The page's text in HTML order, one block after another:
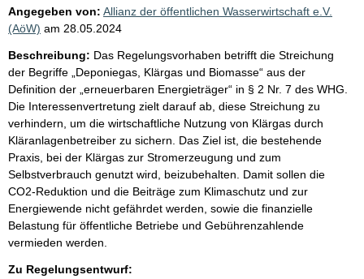
Angegeben von: Allianz der öffentlichen Wasserwirtschaft e.V.
(AöW) am 28.05.2024
Beschreibung: Das Regelungsvorhaben betrifft die Streichung
der Begriffe „Deponiegas, Klärgas und Biomasse“ aus der
Definition der „erneuerbaren Energieträger“ in § 2 Nr. 7 des WHG.
Die Interessenvertretung zielt darauf ab, diese Streichung zu
verhindern, um die wirtschaftliche Nutzung von Klärgas durch
Kläranlagenbetreiber zu sichern. Das Ziel ist, die bestehende
Praxis, bei der Klärgas zur Stromerzeugung und zum
Selbstverbrauch genutzt wird, beizubehalten. Damit sollen die
CO2-Reduktion und die Beiträge zum Klimaschutz und zur
Energiewende nicht gefährdet werden, sowie die finanzielle
Belastung für öffentliche Betriebe und Gebührenzahlende
vermieden werden.
Zu Regelungsentwurf: